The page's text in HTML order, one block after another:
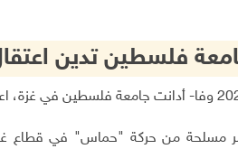
فلسطين تدين
مسلحة من حركة "حماس" في قطاع